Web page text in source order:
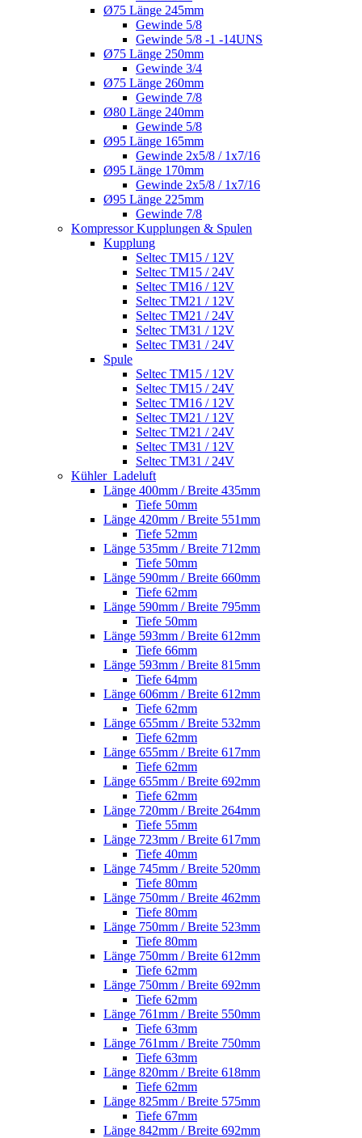
Ø75 Länge 245mm
Gewinde 5/8
Gewinde 5/8 -1 -14UNS
Ø75 Länge 250mm
Gewinde 3/4
Ø75 Länge 260mm
Gewinde 7/8
Ø80 Länge 240mm
Gewinde 5/8
Ø95 Länge 165mm
Gewinde 2x5/8 / 1x7/16
Ø95 Länge 170mm
Gewinde 2x5/8 / 1x7/16
Ø95 Länge 225mm
Gewinde 7/8
Kompressor Kupplungen & Spulen
Kupplung
Seltec TM15 / 12V
Seltec TM15 / 24V
Seltec TM16 / 12V
Seltec TM21 / 12V
Seltec TM21 / 24V
Seltec TM31 / 12V
Seltec TM31 / 24V
Spule
Seltec TM15 / 12V
Seltec TM15 / 24V
Seltec TM16 / 12V
Seltec TM21 / 12V
Seltec TM21 / 24V
Seltec TM31 / 12V
Seltec TM31 / 24V
Kühler_Ladeluft
Länge 400mm / Breite 435mm
Tiefe 50mm
Länge 420mm / Breite 551mm
Tiefe 52mm
Länge 535mm / Breite 712mm
Tiefe 50mm
Länge 590mm / Breite 660mm
Tiefe 62mm
Länge 590mm / Breite 795mm
Tiefe 50mm
Länge 593mm / Breite 612mm
Tiefe 66mm
Länge 593mm / Breite 815mm
Tiefe 64mm
Länge 606mm / Breite 612mm
Tiefe 62mm
Länge 655mm / Breite 532mm
Tiefe 62mm
Länge 655mm / Breite 617mm
Tiefe 62mm
Länge 655mm / Breite 692mm
Tiefe 62mm
Länge 720mm / Breite 264mm
Tiefe 55mm
Länge 723mm / Breite 617mm
Tiefe 40mm
Länge 745mm / Breite 520mm
Tiefe 80mm
Länge 750mm / Breite 462mm
Tiefe 80mm
Länge 750mm / Breite 523mm
Tiefe 80mm
Länge 750mm / Breite 612mm
Tiefe 62mm
Länge 750mm / Breite 692mm
Tiefe 62mm
Länge 761mm / Breite 550mm
Tiefe 63mm
Länge 761mm / Breite 750mm
Tiefe 63mm
Länge 820mm / Breite 618mm
Tiefe 62mm
Länge 825mm / Breite 575mm
Tiefe 67mm
Länge 842mm / Breite 692mm